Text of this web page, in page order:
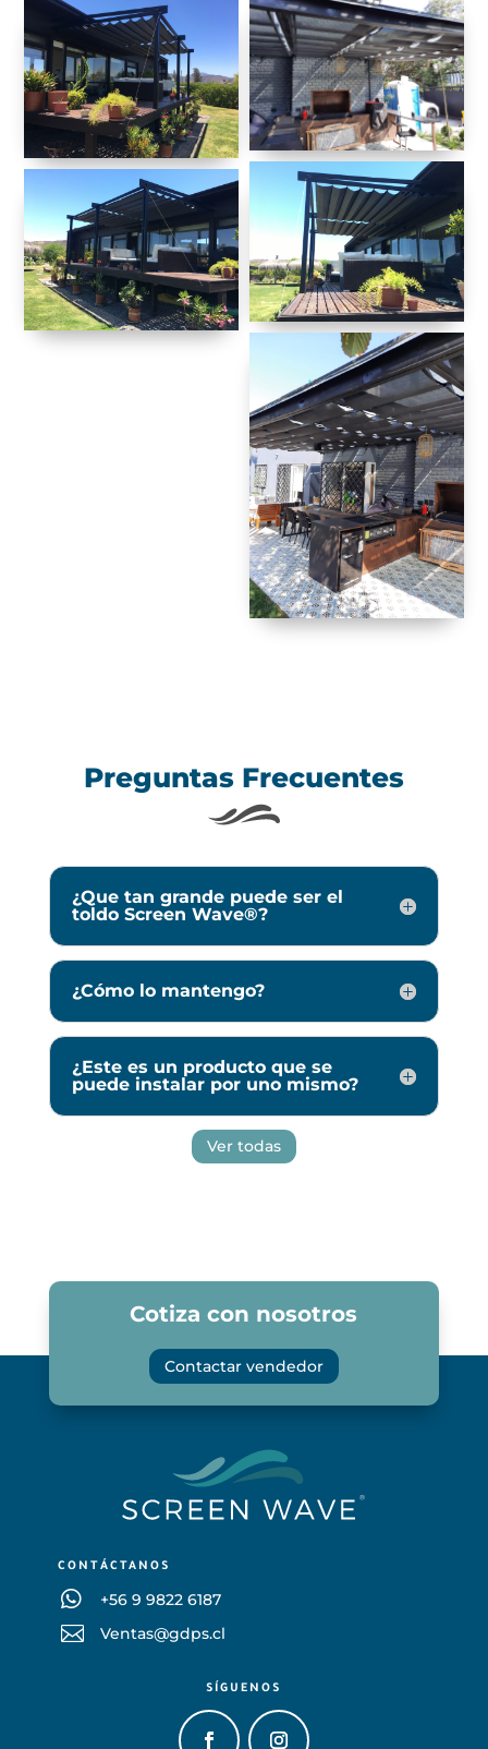
Preguntas Frecuentes
¿Que tan grande puede ser el
toldo Screen Wave®?
¿Cómo lo mantengo?
¿Este es un producto que se
puede instalar por uno mismo?
Ver todas
Cotiza con nosotros
Contactar vendedor
CONTÁCTANOS
 +56 9 9822 6187
 Ventas@gdps.cl
SÍGUENOS